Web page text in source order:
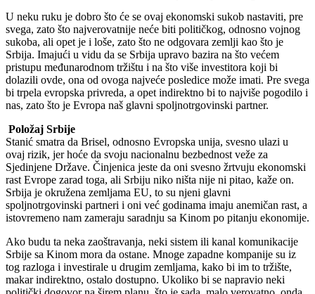
U neku ruku je dobro što će se ovaj ekonomski sukob nastaviti, pre
svega, zato što najverovatnije neće biti političkog, odnosno vojnog
sukoba, ali opet je i loše, zato što ne odgovara zemlji kao što je
Srbija. Imajući u vidu da se Srbija upravo bazira na što većem
pristupu međunarodnom tržištu i na što više investitora koji bi
dolazili ovde, ona od ovoga najveće posledice može imati. Pre svega
bi trpela evropska privreda, a opet indirektno bi to najviše pogodilo i
nas, zato što je Evropa naš glavni spoljnotrgovinski partner.
Položaj Srbije
Stanić smatra da Brisel, odnosno Evropska unija, svesno ulazi u
ovaj rizik, jer hoće da svoju nacionalnu bezbednost veže za
Sjedinjene Države. Činjenica jeste da oni svesno žrtvuju ekonomski
rast Evrope zarad toga, ali Srbiju niko ništa nije ni pitao, kaže on.
Srbija je okružena zemljama EU, to su njeni glavni
spoljnotrgovinski partneri i oni već godinama imaju anemičan rast, a
istovremeno nam zameraju saradnju sa Kinom po pitanju ekonomije.
Ako budu ta neka zaoštravanja, neki sistem ili kanal komunikacije
Srbije sa Kinom mora da ostane. Mnoge zapadne kompanije su iz
tog razloga i investirale u drugim zemljama, kako bi im to tržište,
makar indirektno, ostalo dostupno. Ukoliko bi se napravio neki